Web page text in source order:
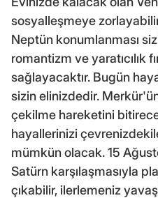
sosyalleşmeye
Neptün konumlanması
romantizm ve yaratıcılık
sağlayacaktır. Bugün
sizin elinizdedir.
çekilme hareketini
hayallerinizi
mümkün olacak. 15
Satürn karşılaşmasıyla
çıkabilir, ilerlemeniz